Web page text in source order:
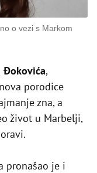
o vezi s Markom
Đokovića,
porodice
zna, a
život u Marbelji,
pronašao je i